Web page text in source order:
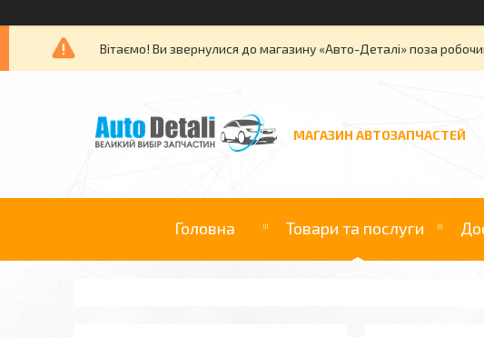
Вітаємо! Ви звернулися до магазину «Авто-Деталі» поза
МАГАЗИН АВТОЗАПЧАСТЕЙ
Головна Товари та послуги